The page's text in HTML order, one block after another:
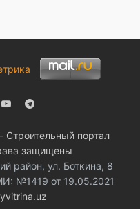
портал
защищены
район, ул. Боткина, 8
№1419 от 19.05.2021